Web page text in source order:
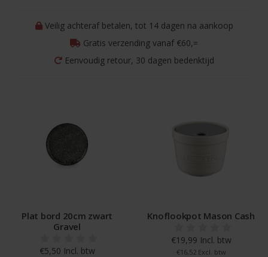
Veilig achteraf betalen, tot 14 dagen na aankoop
Gratis verzending vanaf €60,=
Eenvoudig retour, 30 dagen bedenktijd
Plat bord 20cm zwart
Gravel
€5,50 Incl. btw
Knoflookpot Mason Cash
€19,99 Incl. btw
€16,52 Excl. btw